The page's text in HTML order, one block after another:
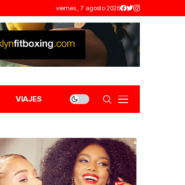
viernes , 7 agosto 2026
VIAJES